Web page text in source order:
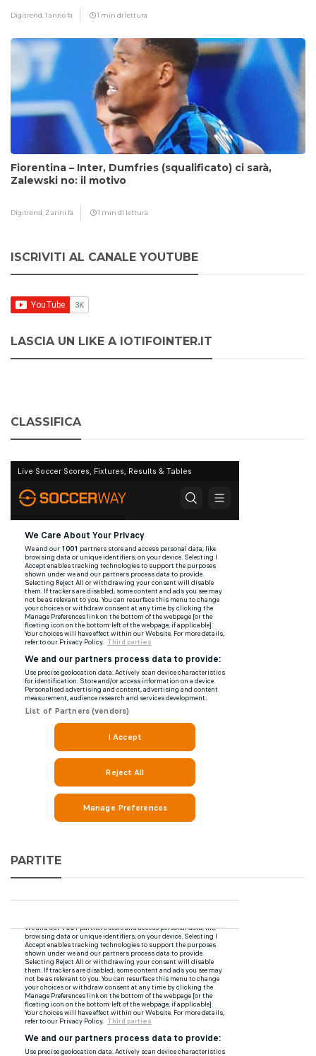
Digitrend,1 anno fa 1 min di lettura
Fiorentina – Inter, Dumfries (squalificato) ci sarà,
Zalewski no: il motivo
Digitrend, 2 anni fa 1 min di lettura
ISCRIVITI AL CANALE YOUTUBE
LASCIA UN LIKE A IOTIFOINTER.IT
CLASSIFICA
PARTITE